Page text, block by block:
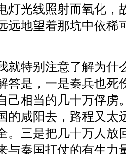
灯光线照射而氧化，
远地望着那坑中依稀
就特别注意了解为什
答是，一是秦兵也死
己相当的几十万俘虏
的咸阳去，路程又太
。三是把几十万人放
与秦国打仗的有生力